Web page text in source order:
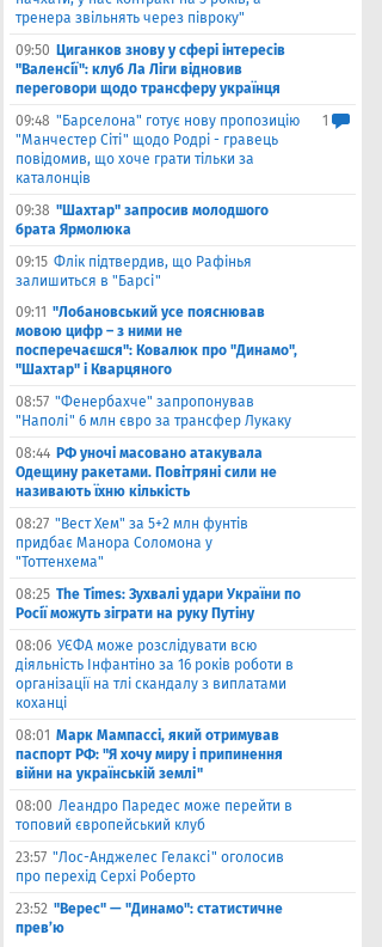
тренера звільнять через півроку"
09:50 Циганков знову у сфері інтересів
"Валенсії": клуб Ла Ліги відновив
переговори щодо трансферу українця
09:48 "Барселона" готує нову пропозицію
"Манчестер Сіті" щодо Родрі - гравець
повідомив, що хоче грати тільки за
каталонців
1
09:38 "Шахтар" запросив молодшого
брата Ярмолюка
09:15 Флік підтвердив, що Рафінья
залишиться в "Барсі"
09:11 "Лобановський усе пояснював
мовою цифр – з ними не
посперечаєшся": Ковалюк про "Динамо",
"Шахтар" і Кварцяного
08:57 "Фенербахче" запропонував
"Наполі" 6 млн євро за трансфер Лукаку
08:44 РФ уночі масовано атакувала
Одещину ракетами. Повітряні сили не
називають їхню кількість
08:27 "Вест Хем" за 5+2 млн фунтів
придбає Манора Соломона у
"Тоттенхема"
08:25 The Times: Зухвалі удари України по
Росії можуть зіграти на руку Путіну
08:06 УЄФА може розслідувати всю
діяльність Інфантіно за 16 років роботи в
організації на тлі скандалу з виплатами
коханці
08:01 Марк Мампассі, який отримував
паспорт РФ: "Я хочу миру і припинення
війни на українській землі"
08:00 Леандро Паредес може перейти в
топовий європейський клуб
23:57 "Лос-Анджелес Гелаксі" оголосив
про перехід Серхі Роберто
23:52 "Верес" — "Динамо": статистичне
прев’ю